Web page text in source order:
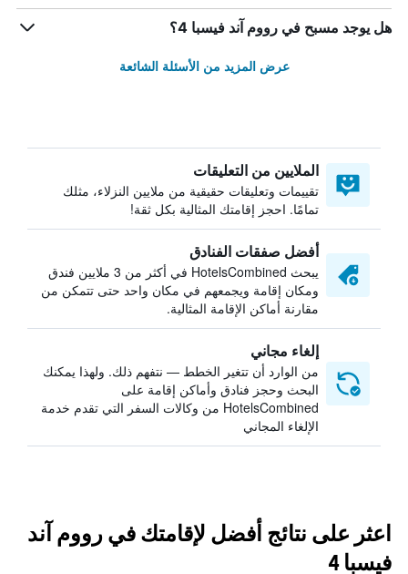
هل يوجد مسبح في رووم آند فيسبا 4؟
عرض المزيد من الأسئلة الشائعة
الملايين من التعليقات
تقييمات وتعليقات حقيقية من ملايين النزلاء، مثلك
تمامًا. احجز إقامتك المثالية بكل ثقة!
أفضل صفقات الفنادق
يبحث HotelsCombined في أكثر من 3 ملايين فندق
ومكان إقامة ويجمعهم في مكان واحد حتى تتمكن من
مقارنة أماكن الإقامة المثالية.
إلغاء مجاني
من الوارد أن تتغير الخطط — نتفهم ذلك. ولهذا يمكنك
البحث وحجز فنادق وأماكن إقامة على
HotelsCombined من وكالات السفر التي تقدم خدمة
الإلغاء المجاني
اعثر على نتائج أفضل لإقامتك في رووم آند
فيسبا 4